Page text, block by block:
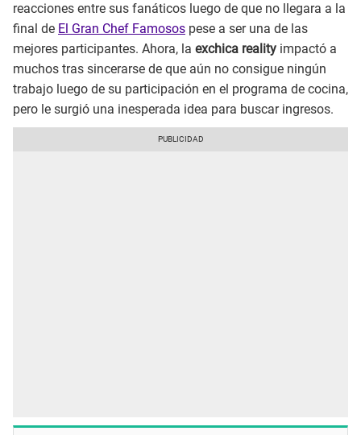
reacciones entre sus fanáticos luego de que no llegara a la
final de El Gran Chef Famosos pese a ser una de las
mejores participantes. Ahora, la exchica reality impactó a
muchos tras sincerarse de que aún no consigue ningún
trabajo luego de su participación en el programa de cocina,
pero le surgió una inesperada idea para buscar ingresos.